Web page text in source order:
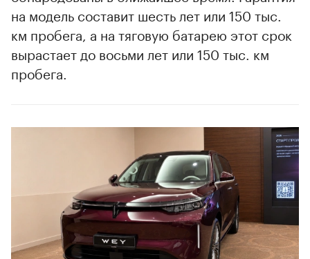
на модель составит шесть лет или 150 тыс.
км пробега, а на тяговую батарею этот срок
вырастает до восьми лет или 150 тыс. км
пробега.